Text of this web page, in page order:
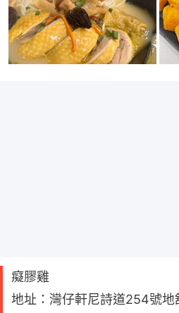
癡膠雞
地址：灣仔軒尼詩道254號